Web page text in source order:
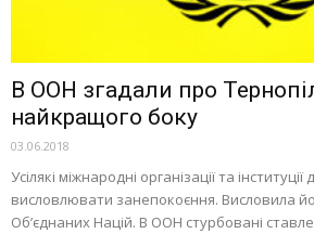
В ООН згадали про
найкращого боку
03.06.2018
Усілякі міжнародні організації та
висловлювати занепокоєння. Висловила
Об’єднаних Націй. В ООН стурбовані